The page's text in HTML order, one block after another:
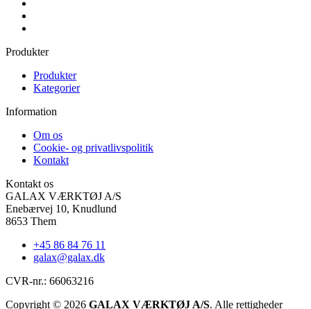
Produkter
Produkter
Kategorier
Information
Om os
Cookie- og privatlivspolitik
Kontakt
Kontakt os
GALAX VÆRKTØJ A/S
Enebærvej 10, Knudlund
8653 Them
+45 86 84 76 11
galax@galax.dk
CVR-nr.: 66063216
Copyright © 2026 GALAX VÆRKTØJ A/S. Alle rettigheder